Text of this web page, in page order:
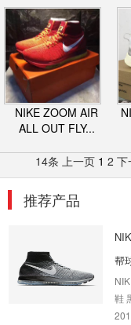
NIKE ZOOM AIR
ALL OUT FLY...
14条 上一页 1 2 下
推荐产品
帮
鞋